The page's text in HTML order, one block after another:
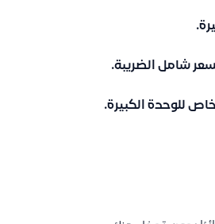
شامل الضريبة.
للوحدة الكبيرة.